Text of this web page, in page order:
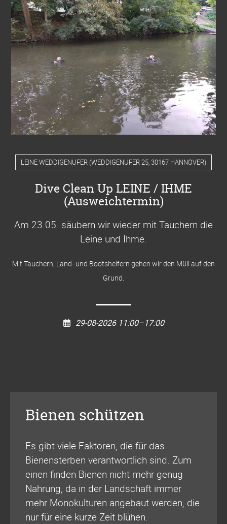
LEINE WEDDIGENUFER (WEDDIGENUFER 25, 30167 HANNOVER)
Dive Clean Up LEINE / IHME
(Ausweichtermin)
Am 23.05. säubern wir wieder mit Tauchern die
Leine und Ihme.
Mit Tauchern, Land- und Bootshelfern gehen wir den Müll auf den
Grund.
29-08-2026 11:00–17:00
Bienen schützen
Es gibt viele Faktoren, die für das
Bienensterben verantwortlich sind. Zum
einen finden Bienen nicht mehr genug
Nahrung, da in der Landschaft immer
mehr Monokulturen angebaut werden, die
nur für eine kurze Zeit blühen.